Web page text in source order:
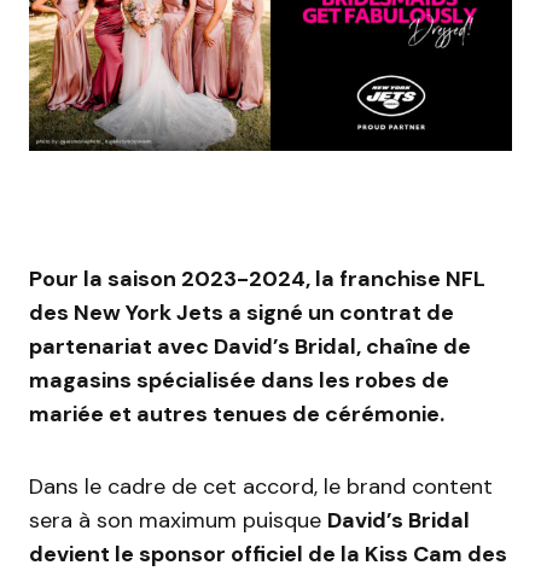
Pour la saison 2023-2024, la franchise NFL
des New York Jets a signé un contrat de
partenariat avec David’s Bridal, chaîne de
magasins spécialisée dans les robes de
mariée et autres tenues de cérémonie.
Dans le cadre de cet accord, le brand content
sera à son maximum puisque David’s Bridal
devient le sponsor officiel de la Kiss Cam des